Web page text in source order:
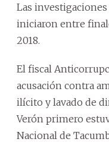
Las
iniciaron entre
2018.
El fiscal
acusación contra
ilícito y lavado de
Verón primero
Nacional de